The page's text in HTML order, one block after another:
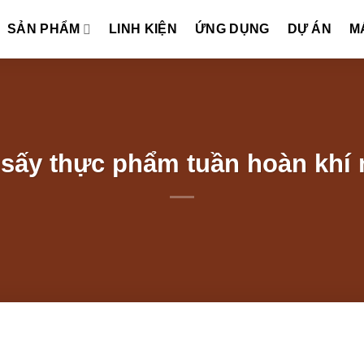
SẢN PHẨM LINH KIỆN ỨNG DỤNG DỰ ÁN
thực phẩm tuần hoàn khí